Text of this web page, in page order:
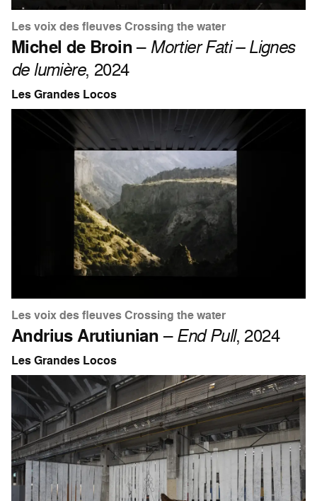
Les voix des fleuves Crossing the water
Michel de Broin– Mortier Fati – Lignes
de lumière, 2024
Les Grandes Locos
Les voix des fleuves Crossing the water
Andrius Arutiunian–End Pull, 2024
Les Grandes Locos